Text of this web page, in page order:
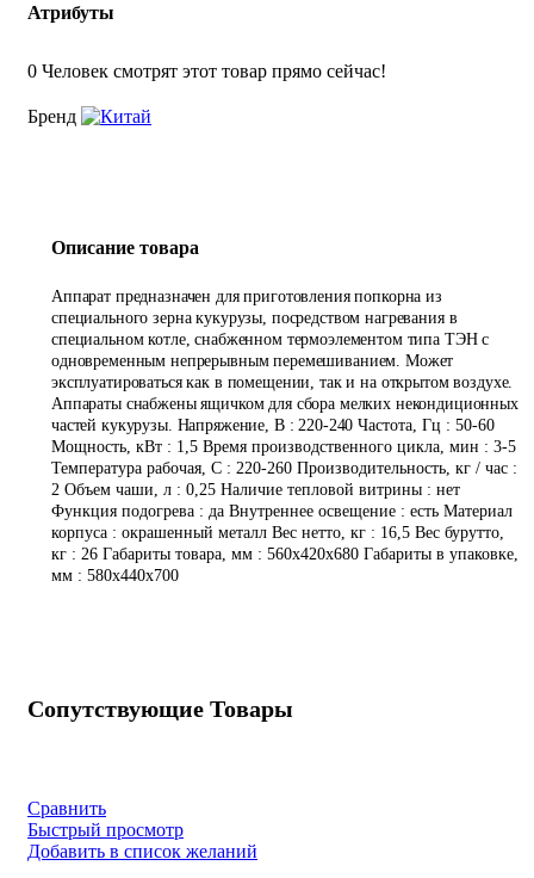
Атрибуты
0 Человек смотрят этот товар прямо сейчас!
Бренд
Описание товара
Аппарат предназначен для приготовления попкорна из
специального зерна кукурузы, посредством нагревания в
специальном котле, снабженном термоэлементом типа ТЭН с
одновременным непрерывным перемешиванием. Может
эксплуатироваться как в помещении, так и на открытом воздухе.
Аппараты снабжены ящичком для сбора мелких некондиционных
частей кукурузы. Напряжение, В : 220-240Частота, Гц : 50-60
Мощность, кВт : 1,5 Время производственного цикла, мин : 3-5
Температура рабочая, С : 220-260 Производительность, кг / час :
2 Объем чаши, л : 0,25 Наличие тепловой витрины : нет
Функция подогрева : да Внутреннее освещение : есть Материал
корпуса : окрашенный металл Вес нетто, кг : 16,5 Вес бурутто,
кг : 26 Габариты товара, мм : 560х420х680 Габариты в упаковке,
мм : 580х440х700
Сопутствующие Товары
Сравнить
Быстрый просмотр
Добавить в список желаний